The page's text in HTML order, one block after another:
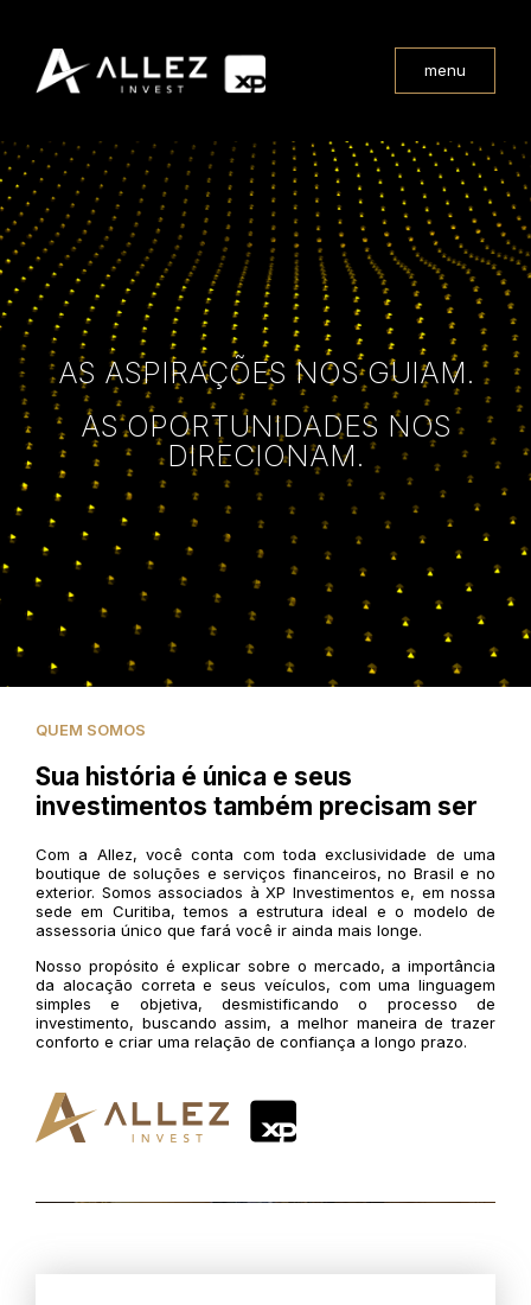
menu
AS ASPIRAÇÕES NOS GUIAM.
AS OPORTUNIDADES NOS
DIRECIONAM.
QUEM SOMOS
Sua história é única e seus
investimentos também precisam ser
Com a Allez, você conta com toda exclusividade de uma
boutique de soluções e serviços financeiros, no Brasil e no
exterior. Somos associados à XP Investimentos e, em nossa
sede em Curitiba, temos a estrutura ideal e o modelo de
assessoria único que fará você ir ainda mais longe.
Nosso propósito é explicar sobre o mercado, a importância
da alocação correta e seus veículos, com uma linguagem
simples e objetiva, desmistificando o processo de
investimento, buscando assim, a melhor maneira de trazer
conforto e criar uma relação de confiança a longo prazo.